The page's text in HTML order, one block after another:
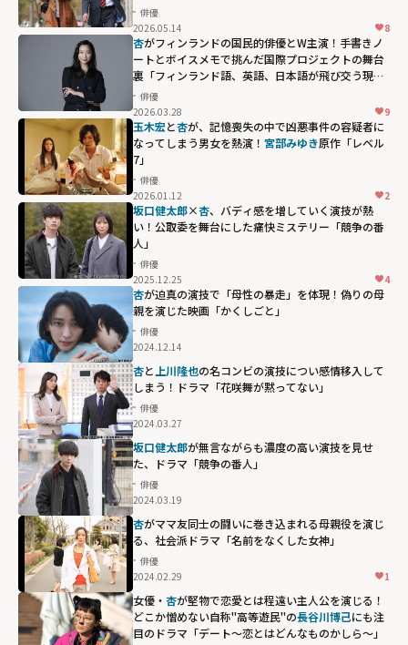
俳優
2026.05.14
8
杏がフィンランドの国民的俳優とW主演！手書きノ
ートとボイスメモで挑んだ国際プロジェクトの舞台
裏「フィンランド語、英語、日本語が飛び交う現場
でした」
俳優
2026.03.28
9
玉木宏と杏が、記憶喪失の中で凶悪事件の容疑者に
なってしまう男女を熱演！ 宮部みゆき原作「レベル
7」
俳優
2026.01.12
2
坂口健太郎×杏、バディ感を増していく演技が熱
い！公取委を舞台にした痛快ミステリー「競争の番
人」
俳優
2025.12.25
4
杏が迫真の演技で「母性の暴走」を体現！偽りの母
親を演じた映画「かくしごと」
俳優
2024.12.14
杏と 上川隆也の名コンビの演技につい感情移入して
しまう！ドラマ「花咲舞が黙ってない」
俳優
2024.03.27
坂口健太郎が無言ながらも濃度の高い演技を見せ
た、ドラマ「競争の番人」
俳優
2024.03.19
杏がママ友同士の闘いに巻き込まれる母親役を演じ
る、社会派ドラマ「名前をなくした女神」
俳優
2024.02.29
1
女優・ 杏が堅物で恋愛とは程遠い主人公を演じる！
どこか憎めない自称"高等遊民"の長谷川博己にも注
目のドラマ「デート～恋とはどんなものかしら～」